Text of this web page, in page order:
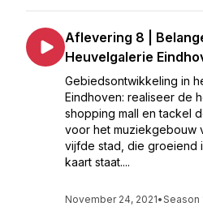
Aflevering 8 |
Heuvelgalerie
Gebiedsontwikkeling in
Eindhoven: realiseer de
shopping mall en tackel
voor het muziekgebouw
vijfde stad, die groeiend
kaart staat....
November 24, 2021•Season